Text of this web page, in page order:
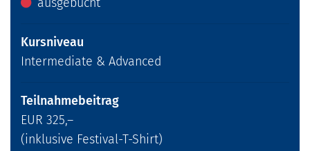
Kursniveau
Intermediate & Advanced
Teilnahmebeitrag
EUR 325,–
(inklusive Festival-T-Shirt)